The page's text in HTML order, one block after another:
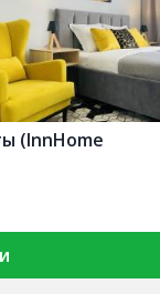
(InnHome